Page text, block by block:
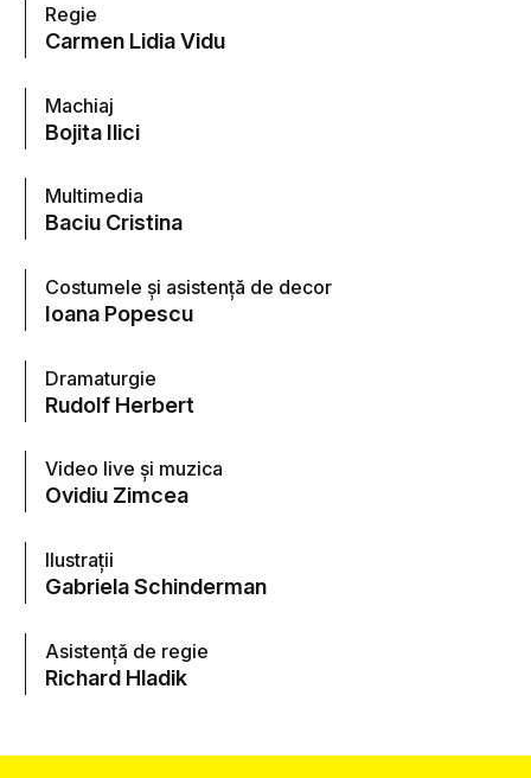
Regie
Carmen Lidia Vidu
Machiaj
Bojita Ilici
Multimedia
Baciu Cristina
Costumele şi asistenţă de decor
Ioana Popescu
Dramaturgie
Rudolf Herbert
Video live şi muzica
Ovidiu Zimcea
Ilustrații
Gabriela Schinderman
Asistență de regie
Richard Hladik